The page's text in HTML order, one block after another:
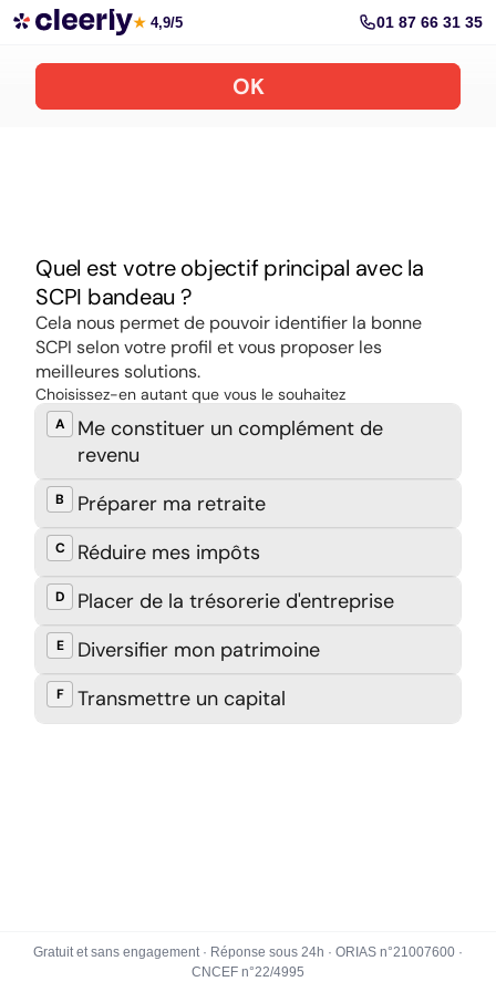
Souscrire aux meilleures SCPI en ligne
★ 4,9/5 01 87 66 31 35
Gratuit et sans engagement · Réponse sous 24h · ORIAS n°21007600 ·
CNCEF n°22/4995